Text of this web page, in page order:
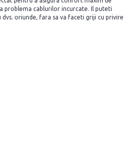
problema cablurilor incurcate. Il puteti
oriunde, fara sa va faceti griji cu privire